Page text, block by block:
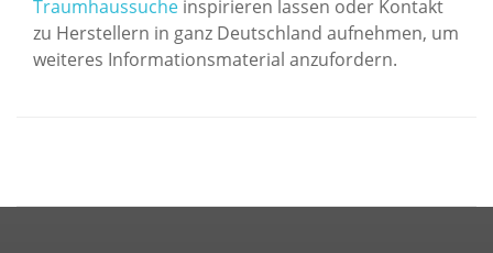
Traumhaussuche inspirieren lassen oder Kontakt
zu Herstellern in ganz Deutschland aufnehmen, um
weiteres Informationsmaterial anzufordern.